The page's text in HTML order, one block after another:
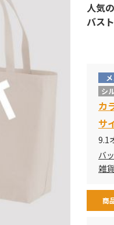
人気
バス
シ
カ
サ
9.1
バ
雑
商